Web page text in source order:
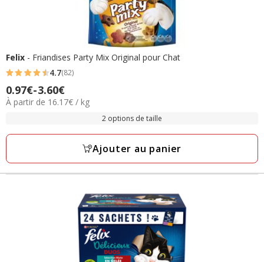
Felix - Friandises Party Mix Original pour Chat
4.7
étoiles
avec
avis
4.7(82)
Prix
de
à
0.97€-3.60€
16.17€
À partir de 16.17€ / kg
2 options de taille
Ajouter au panier